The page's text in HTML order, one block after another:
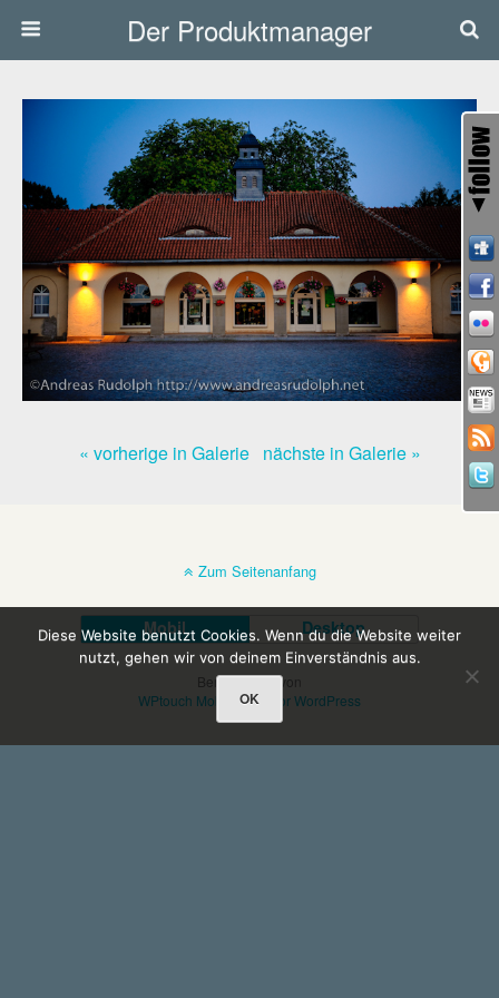
Der Produktmanager
« vorherige in Galerie nächste in Galerie »
Zum Seitenanfang
Mobil Desktop
Bereitgestellt von
WPtouch Mobile Suite for WordPress
Diese Website benutzt Cookies. Wenn du die Website weiter
nutzt, gehen wir von deinem Einverständnis aus.
OK